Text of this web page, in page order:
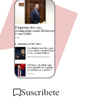
Suscríbete